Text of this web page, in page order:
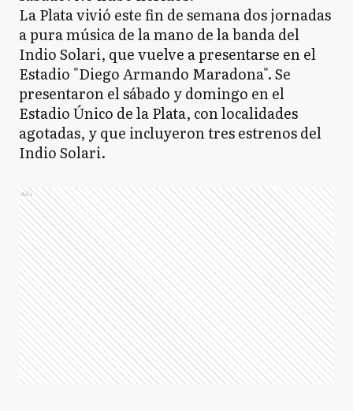
La Plata vivió este fin de semana dos jornadas
a pura música de la mano de la banda del
Indio Solari, que vuelve a presentarse en el
Estadio "Diego Armando Maradona". Se
presentaron el sábado y domingo en el
Estadio Único de la Plata, con localidades
agotadas, y que incluyeron tres estrenos del
Indio Solari.
Ads